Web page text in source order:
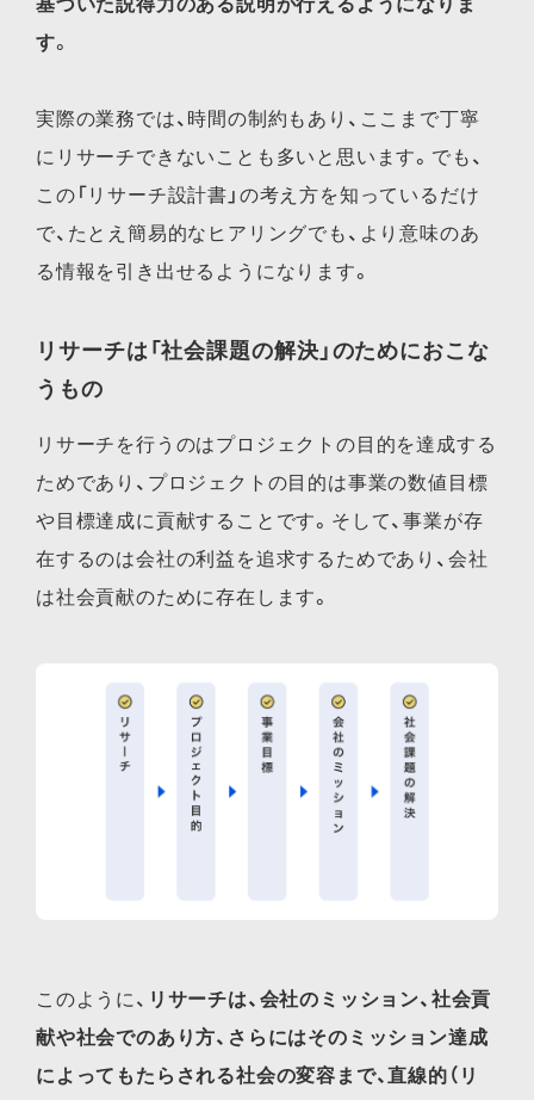
す。
実際の業務では、時間の制約もあり、ここまで丁寧
にリサーチできないことも多いと思います。でも、
この「リサーチ設計書」の考え方を知っているだけ
で、たとえ簡易的なヒアリングでも、より意味のあ
る情報を引き出せるようになります。
リサーチは「社会課題の解決」のためにおこな
うもの
リサーチを行うのはプロジェクトの目的を達成する
ためであり、プロジェクトの目的は事業の数値目標
や目標達成に貢献することです。そして、事業が存
在するのは会社の利益を追求するためであり、会社
は社会貢献のために存在します。
このように、 リサーチは、会社のミッション、社会貢
献や社会でのあり方、さらにはそのミッション達成
によってもたらされる社会の変容まで、直線的（リ